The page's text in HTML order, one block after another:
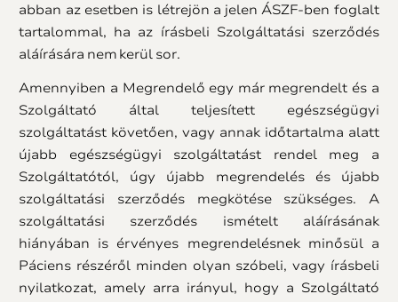
abban az esetben is létrejön a jelen ÁSZF-ben foglalt
tartalommal, ha az írásbeli Szolgáltatási szerződés
aláírására nem kerül sor.
Amennyiben a Megrendelő egy már megrendelt és a
Szolgáltató által teljesített egészségügyi
szolgáltatást követően, vagy annak időtartalma alatt
újabb egészségügyi szolgáltatást rendel meg a
Szolgáltatótól, úgy újabb megrendelés és újabb
szolgáltatási szerződés megkötése szükséges. A
szolgáltatási szerződés ismételt aláírásának
hiányában is érvényes megrendelésnek minősül a
Páciens részéről minden olyan szóbeli, vagy írásbeli
nyilatkozat, amely arra irányul, hogy a Szolgáltató